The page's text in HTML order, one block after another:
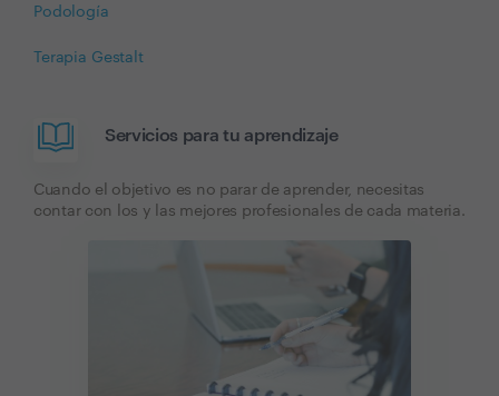
Podología
Terapia Gestalt
Servicios para tu aprendizaje
Cuando el objetivo es no parar de aprender, necesitas
contar con los y las mejores profesionales de cada materia.